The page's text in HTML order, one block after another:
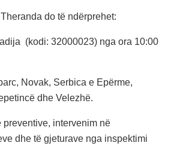
do të ndërprehet:
(kodi: 32000023) nga ora 10:00
Novak, Serbica e Epërme,
dhe Velezhë.
intervenim në
dhe të gjeturave nga inspektimi